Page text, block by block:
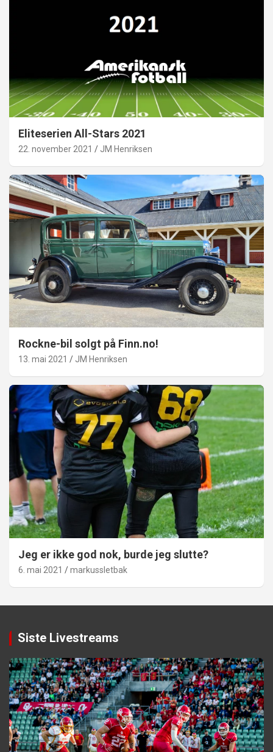
Eliteserien All-Stars 2021
22. november 2021 JM Henriksen
Rockne-bil solgt på Finn.no!
13. mai 2021 JM Henriksen
Jeg er ikke god nok, burde jeg slutte?
6. mai 2021 markussletbak
Siste Livestreams